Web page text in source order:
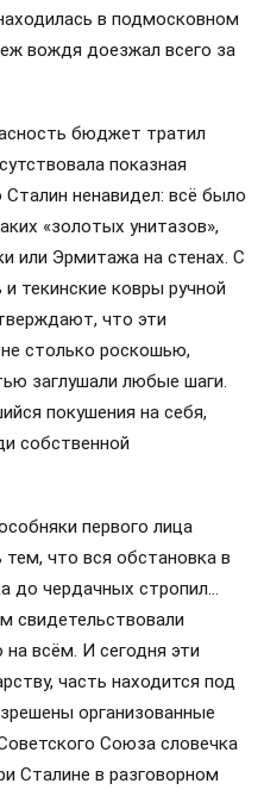
в подмосковном
вождя доезжал всего за
бюджет тратил
показная
ненавидел: всё было
«золотых унитазов»,
или Эрмитажа на стенах. С
текинские ковры ручной
что эти
столько роскошью,
заглушали любые шаги.
покушения на себя,
собственной
первого лица
что вся обстановка в
до чердачных стропил…
свидетельствовали
на всём. И сегодня эти
часть находится под
организованные
Союза словечка
Сталине в разговорном